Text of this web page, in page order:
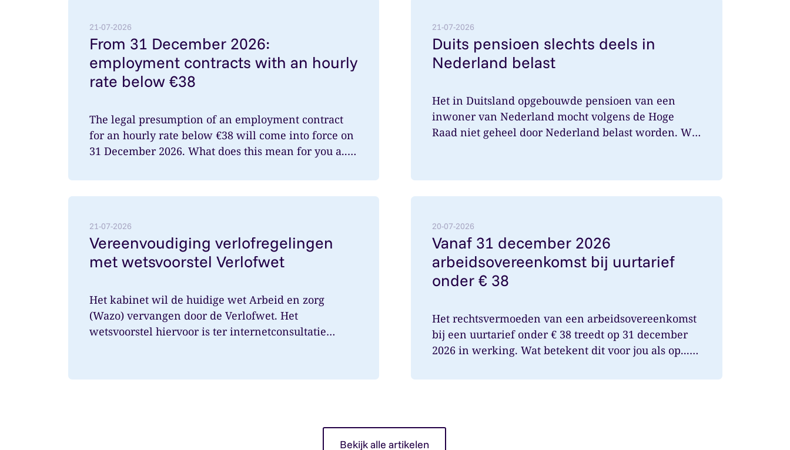
21-07-2026
From 31 December 2026:
employment contracts with an hourly
rate below €38
The legal presumption of an employment contract
for an hourly rate below €38 will come into force on
31 December 2026. What does this mean for you a...
21-07-2026
Duits pensioen slechts deels in
Nederland belast
Het in Duitsland opgebouwde pensioen van een
inwoner van Nederland mocht volgens de Hoge
Raad niet geheel door Nederland belast worden. Wat
21-07-2026
Vereenvoudiging verlofregelingen
met wetsvoorstel Verlofwet
Het kabinet wil de huidige wet Arbeid en zorg
(Wazo) vervangen door de Verlofwet. Het
wetsvoorstel hiervoor is ter internetconsultatie
20-07-2026
Vanaf 31 december 2026
arbeidsovereenkomst bij uurtarief
onder € 38
Het rechtsvermoeden van een arbeidsovereenkomst
bij een uurtarief onder € 38 treedt op 31 december
2026 in werking. Wat betekent dit voor jou als op...
Bekijk alle artikelen